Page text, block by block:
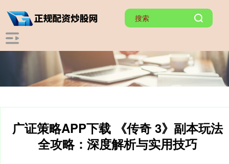
广证策略APP下载 《传奇 3》副本玩法
全攻略：深度解析与实用技巧